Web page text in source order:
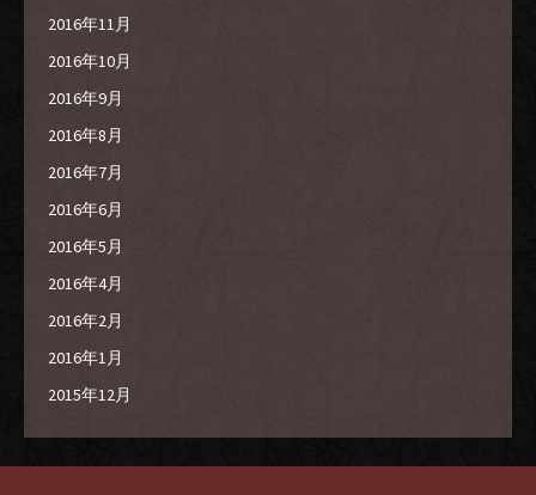
2016年11月
2016年10月
2016年9月
2016年8月
2016年7月
2016年6月
2016年5月
2016年4月
2016年2月
2016年1月
2015年12月